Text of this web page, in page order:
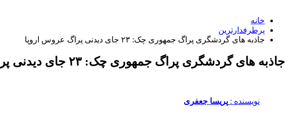
خانه
پرطرفدارترین
جاذبه های گردشگری پراگ جمهوری چک: ۲۳ جای دیدنی پراگ عروس اروپا
جاذبه های گردشگری پراگ جمهوری چک: ۲۳ جای دیدنی پراگ عروس اروپا
نویسنده :‌ پریسا جعفری